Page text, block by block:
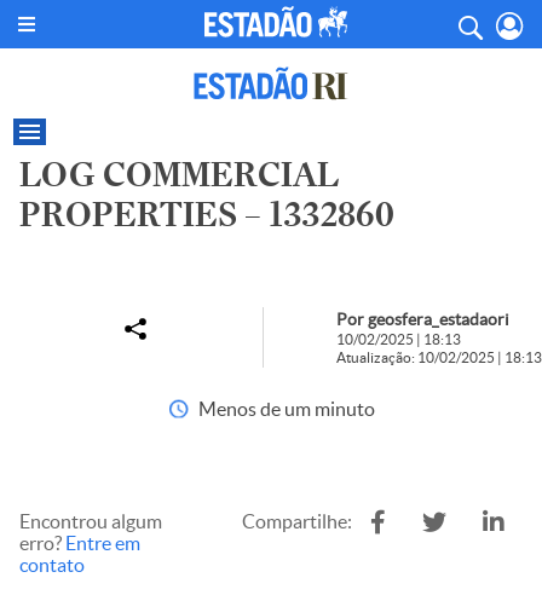
LOG COMMERCIAL
PROPERTIES – 1332860
Por geosfera_estadaori
10/02/2025 | 18:13
Atualização: 10/02/2025 | 18:13
Menos de um minuto
Encontrou algum
erro? Entre em
contato
Compartilhe: